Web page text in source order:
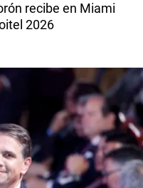
recibe en Miami
2026